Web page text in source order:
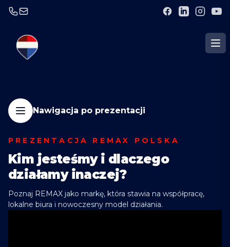
Nawigacja po prezentacji
PREZENTACJA REMAX POLSKA
Kim jesteśmy i dlaczego
działamy inaczej?
Poznaj REMAX jako markę, która stawia na współpracę,
lokalne biura i nowoczesny model działania.